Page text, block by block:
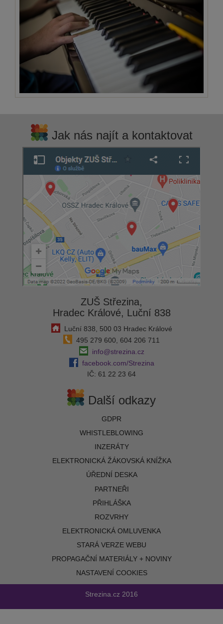
Jak nás najít a kontaktovat
ZUŠ Střezina,
Hradec Králové, Luční 838
Luční 838, 500 03 Hradec Králové
495 279 600, 604 206 711
info@strezina.cz
facebook.com/Strezina
IČ: 61 22 23 64
Další odkazy
GDPR
WHISTLEBLOWING
INZERÁTY
ELEKTRONICKÁ ŽÁKOVSKÁ KNÍŽKA
ÚŘEDNÍ DESKA
PARTNEŘI
PŘIHLÁŠKA
ROZVRHY
ELEKTRONICKÁ OMLUVENKA
STARÁ VERZE WEBU
PROPAGAČNÍ MATERIÁLY + NOVINY
NASTAVENÍ COOKIES
Strezina.cz 2016